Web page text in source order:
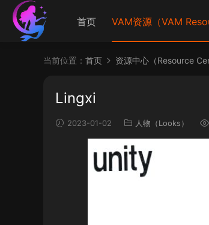
首页 VAM资源（VAM
当前位置： 首页 资源中心（Resource
Lingxi
2023-01-02 人物（Looks）